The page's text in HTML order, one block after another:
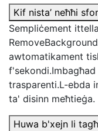
Kif nista’ neħħi
Sempliċement
awtomatikament
trasparenti.L-ebda
ta' disinn meħtieġa.
Huwa b'xejn li